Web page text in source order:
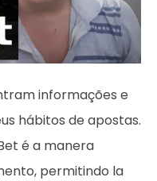
informações e
hábitos de apostas.
é a manera
permitindo la